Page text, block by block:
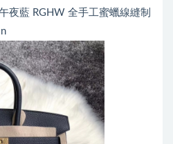
夜藍 RGHW 全手工蜜蠟線縫制